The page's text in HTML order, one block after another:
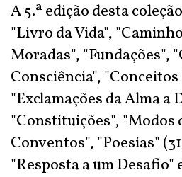
A 5.ª edição desta
"Livro da Vida",
Moradas", "Fundações",
Consciência",
"Exclamações da Alma a
"Constituições", "Modos
Conventos", "Poesias"
"Resposta a um Desafio"